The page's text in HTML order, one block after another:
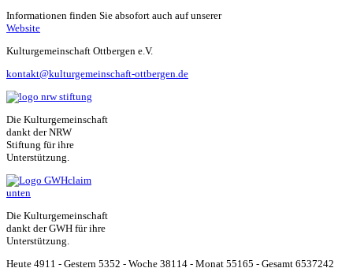
Informationen finden Sie absofort auch auf unserer
Website
Kulturgemeinschaft Ottbergen e.V.
kontakt@kulturgemeinschaft-ottbergen.de
Die Kulturgemeinschaft
dankt der NRW
Stiftung für ihre
Unterstützung.
Die Kulturgemeinschaft
dankt der GWH für ihre
Unterstützung.
Heute 4911 - Gestern 5352 - Woche 38114 - Monat 55165 - Gesamt 6537242